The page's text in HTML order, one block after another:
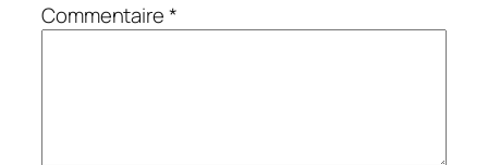
Commentaire*